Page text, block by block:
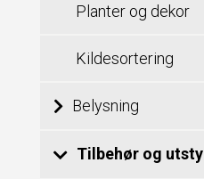
Planter og dekor
Kildesortering
Belysning
Tilbehør og